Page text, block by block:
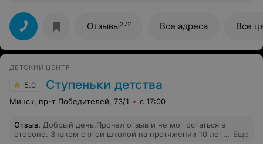
отзывы... У меня вен на руках просто нет и в
больницах и поликлиниках государственных. мне
всегда пропорют 2-3 раза вены пока анализ возьмут . В
"синево" такое было только один раз, а обращаюсь я
примерно раз в три месяца уже года 4 примерно. В
Спасибо персоналу.!
Отзывы272 Все адреса Все
ДЕТСКИЙ ЦЕНТР
5.0 Ступеньки детства
Минск, пр-т Победителей, 73/1 с 17:00
Отзыв. Добрый день.Прочел отзыв и не мог остаться в
стороне. Знаком с этой школой на протяжении 10 лет,
Еще